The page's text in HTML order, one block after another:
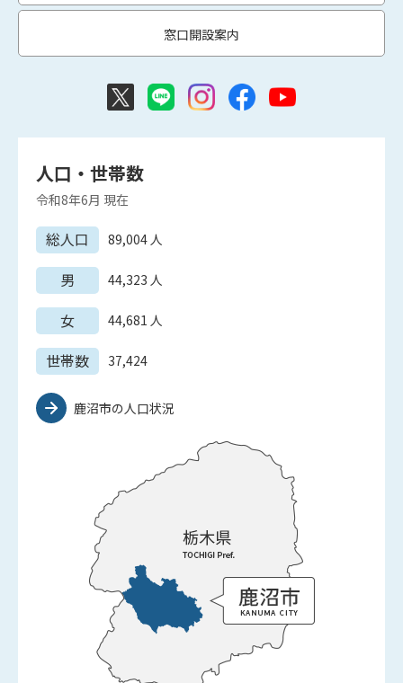
窓口開設案内
人口・世帯数
令和8年6月 現在
総人口 89,004 人
男 44,323 人
女 44,681 人
世帯数 37,424
鹿沼市の人口状況